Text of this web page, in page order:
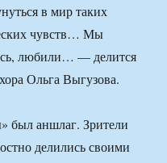
в мир таких
чувств… Мы
любили… — делится
Ольга Выгузова.
был аншлаг. Зрители
делились своими